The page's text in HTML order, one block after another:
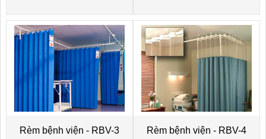
Rèm bệnh viện - RBV-3 Rèm bệnh viện - RBV-4